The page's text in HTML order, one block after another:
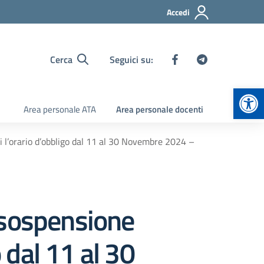
Accedi
Cerca Seguici su:
Area personale ATA Area personale docenti
d’obbligo dal 11 al 30 Novembre 2024 –
11 al 30